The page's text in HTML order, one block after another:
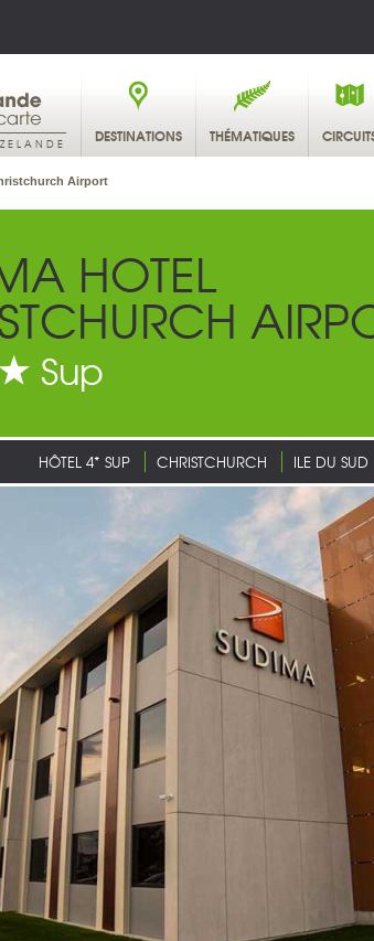
DESTINATIONS THÉMATIQUES
Airport
HOTEL
Sup
HÔTEL 4* SUP CHRISTCHURCH ILE DU SUD